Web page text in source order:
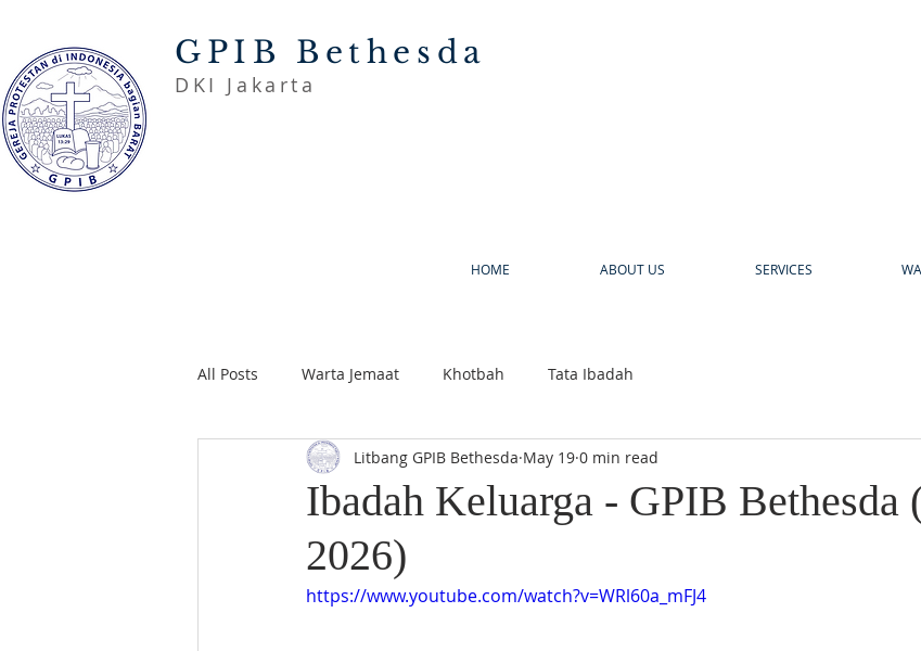
GPIB Bethesda
DKI Jakarta
HOME ABOUT US SERVICES
All Posts Warta Jemaat Khotbah Tata Ibadah
Ibadah Keluarga - GPIB Bethesda
2026)
Litbang GPIB Bethesda May 19 0 min read
https://www.youtube.com/watch?v=WRl60a_mFJ4